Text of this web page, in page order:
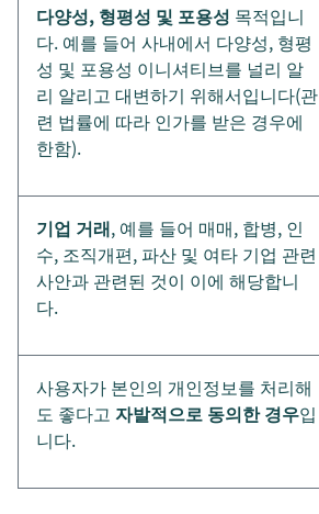
다양성, 형평성 및 포용성 목적입니
다. 예를 들어 사내에서 다양성, 형평
성 및 포용성 이니셔티브를 널리 알
리 알리고 대변하기 위해서입니다(관
련 법률에 따라 인가를 받은 경우에
한함).
기업 거래, 예를 들어 매매, 합병, 인
수, 조직개편, 파산 및 여타 기업 관련
사안과 관련된 것이 이에 해당합니
다.
사용자가 본인의 개인정보를 처리해
도 좋다고 자발적으로 동의한 경우입
니다.